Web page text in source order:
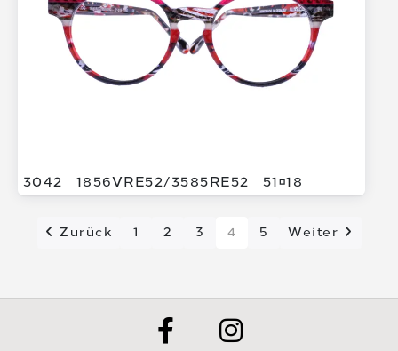
3042 1856VRE52/3585RE52 5118
Zurück 1 2 3 4 5 Weiter